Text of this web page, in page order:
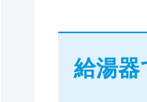
給湯器